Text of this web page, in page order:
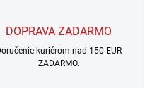
DOPRAVA ZADARMO
kuriérom nad 150 EUR
ZADARMO.